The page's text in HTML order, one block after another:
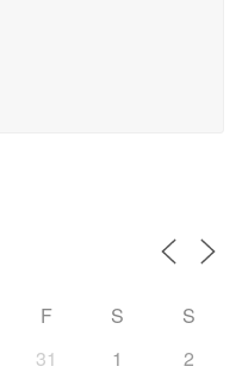
F S
S
31 1
2